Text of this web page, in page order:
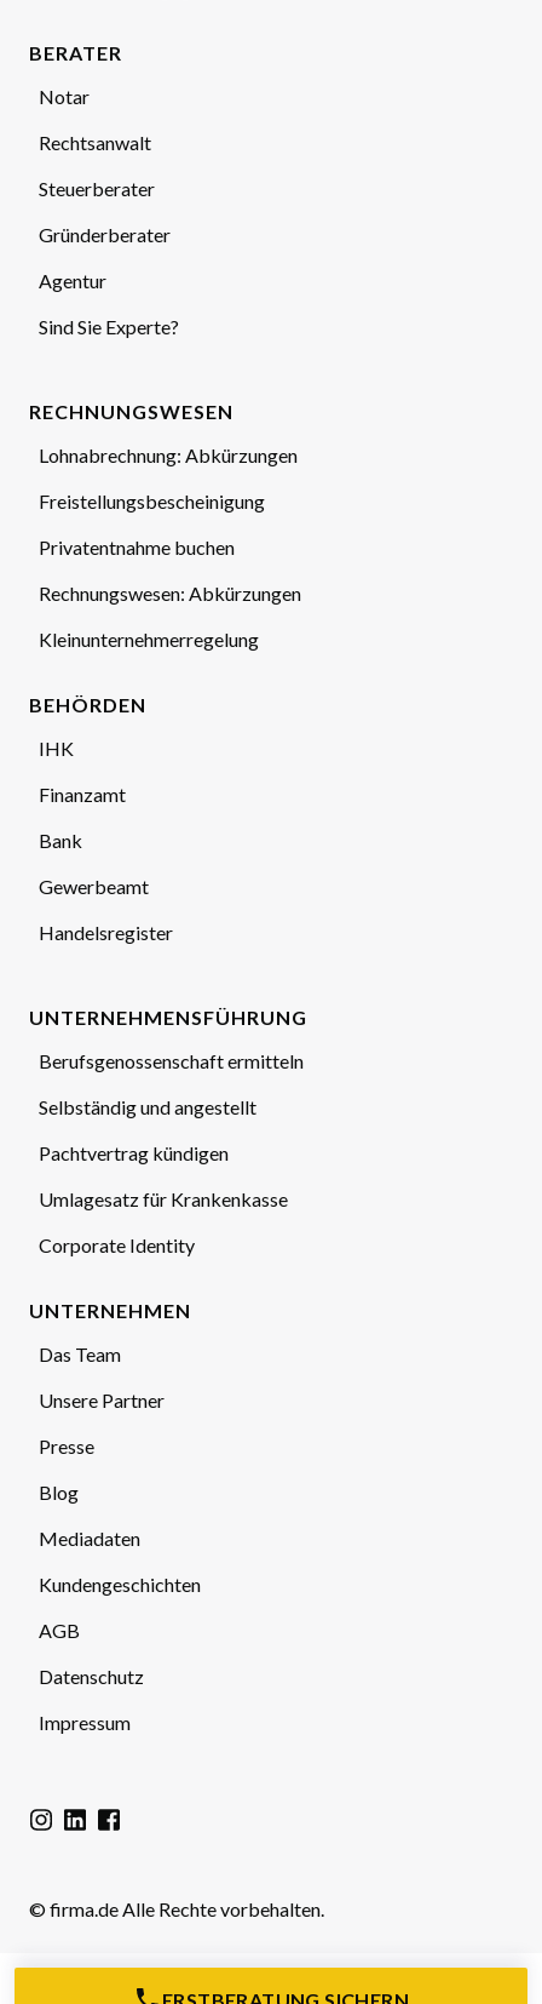
BERATER
Notar
Rechtsanwalt
Steuerberater
Gründerberater
Agentur
Sind Sie Experte?
RECHNUNGSWESEN
Lohnabrechnung: Abkürzungen
Freistellungsbescheinigung
Privatentnahme buchen
Rechnungswesen: Abkürzungen
Kleinunternehmerregelung
BEHÖRDEN
IHK
Finanzamt
Bank
Gewerbeamt
Handelsregister
UNTERNEHMENSFÜHRUNG
Berufsgenossenschaft ermitteln
Selbständig und angestellt
Pachtvertrag kündigen
Umlagesatz für Krankenkasse
Corporate Identity
UNTERNEHMEN
Das Team
Unsere Partner
Presse
Blog
Mediadaten
Kundengeschichten
AGB
Datenschutz
Impressum
© firma.de Alle Rechte vorbehalten.
ERSTBERATUNG SICHERN